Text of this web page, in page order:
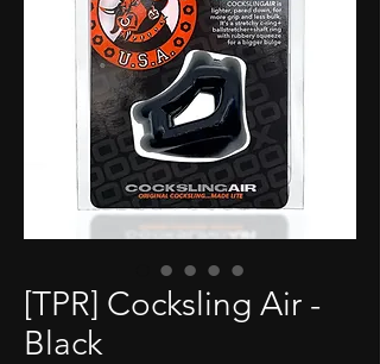
[TPR] Cocksling Air -
Black